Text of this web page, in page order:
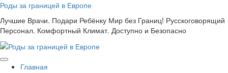
Skip
content
Роды за границей в Европе
Лучшие Врачи. Подари Ребёнку Мир без Границ! Русскоговорящий
Персонал. Комфортный Климат. Доступно и Безопасно
Главная